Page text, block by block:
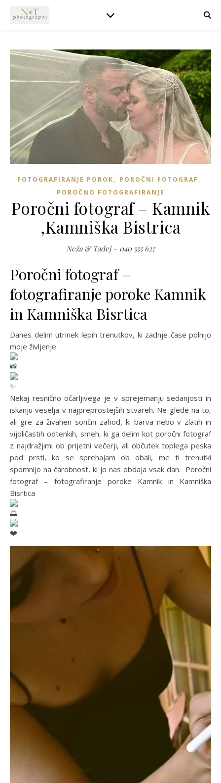
FOTOGRAFIRANJE POROK, POROČNI FOTOGRAF ,
POROČNO FOTOGRAFIRANJE
Poročni fotograf – Kamnik
,Kamniška Bistrica
Neža & Tadej – 040 555 627
Poročni fotograf –
fotografiranje poroke Kamnik
in Kamniška Bisrtica
Danes delim utrinek lepih trenutkov, ki zadnje čase polnijo
moje življenje.
Nekaj ​​resnično očarljivega je v sprejemanju sedanjosti in
iskanju veselja v najpreprostejših stvareh. Ne glede na to,
ali gre za živahen sončni zahod, ki barva nebo v zlatih in
vijoličastih odtenkih, smeh, ki ga delim kot poročni fotograf
z najdražjimi ob prijetni večerji, ali občutek toplega peska
pod prsti, ko se sprehajam ob obali, me ti trenutki
spomnijo na čarobnost, ki jo nas obdaja vsak dan. Poročni
fotograf – fotografiranje poroke Kamnik in Kamniška
Bisrtica